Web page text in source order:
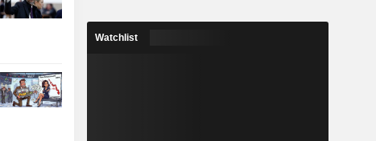
Watchlist